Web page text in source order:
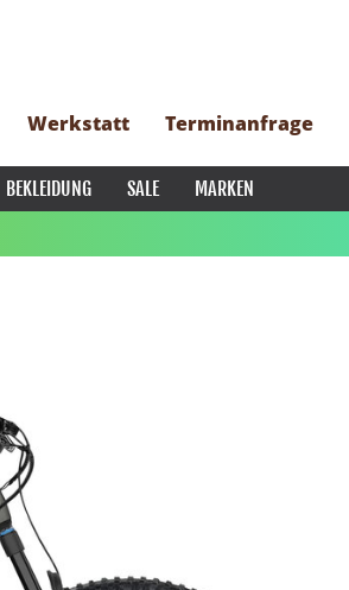
Werkstatt Terminanfrage
BEKLEIDUNG SALE
MARKEN